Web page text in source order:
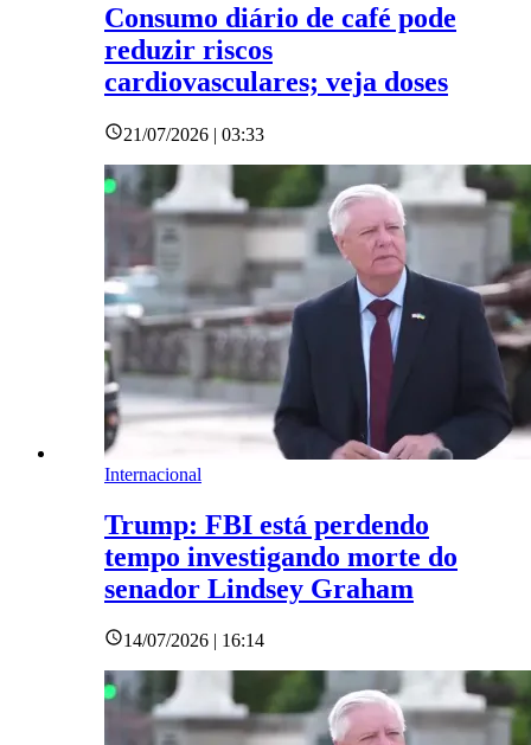
Consumo diário de café pode
reduzir riscos
cardiovasculares; veja doses
21/07/2026 | 03:33
Internacional
Trump: FBI está perdendo
tempo investigando morte do
senador Lindsey Graham
14/07/2026 | 16:14